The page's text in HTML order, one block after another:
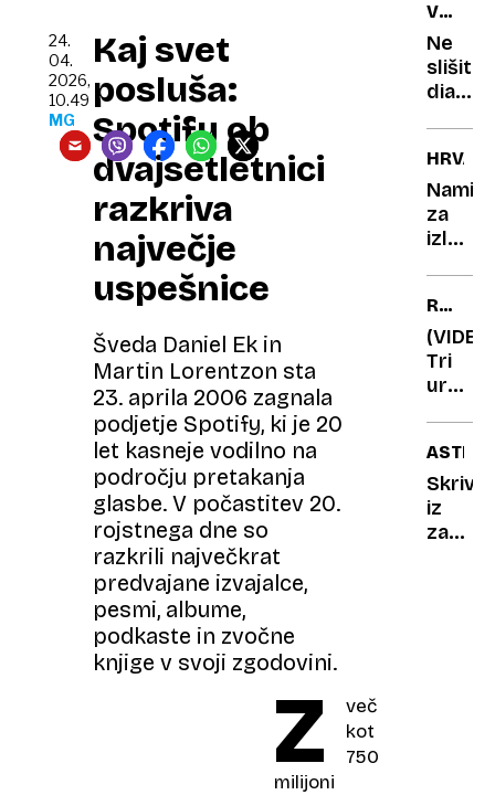
Kaj svet
posluša:
Spotify ob
dvajsetletnici
razkriva
največje
uspešnice
Šveda Daniel Ek in
Martin Lorentzon sta
23. aprila 2006 zagnala
podjetje Spotify, ki je 20
let kasneje vodilno na
področju pretakanja
glasbe. V počastitev 20.
rojstnega dne so
razkrili največkrat
predvajane izvajalce,
pesmi, albume,
podkaste in zvočne
knjige v svoji zgodovini.
24.
04.
2026,
10.49
MG
Z
več
kot
750
milijoni
Katje
NEDA
Ne
slišite
je na
voljo
let
Namig
za
izlet:
k
ki
in
naravo
AKCIJA
Tri
ure
ob
obali
skoraj
iz